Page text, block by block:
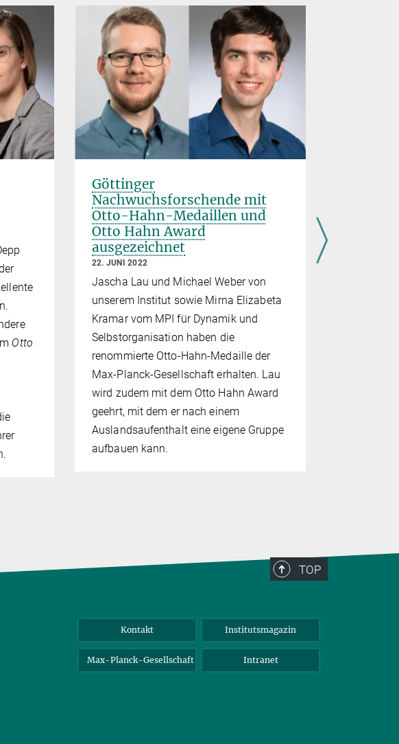
Otto
Göttinger
Nachwuchsforschende mit
Otto-Hahn-Medaillen und
Otto Hahn Award
ausgezeichnet
22. JUNI 2022
Jascha Lau und Michael Weber von
unserem Institut sowie Mirna Elizabeta
Kramar vom MPI für Dynamik und
Selbstorganisation haben die
renommierte Otto-Hahn-Medaille der
Max-Planck-Gesellschaft erhalten. Lau
wird zudem mit dem Otto Hahn Award
geehrt, mit dem er nach einem
Auslandsaufenthalt eine eigene Gruppe
aufbauen kann.
TOP
Kontakt Institutsmagazin
Max-Planck-Gesellschaft Intranet